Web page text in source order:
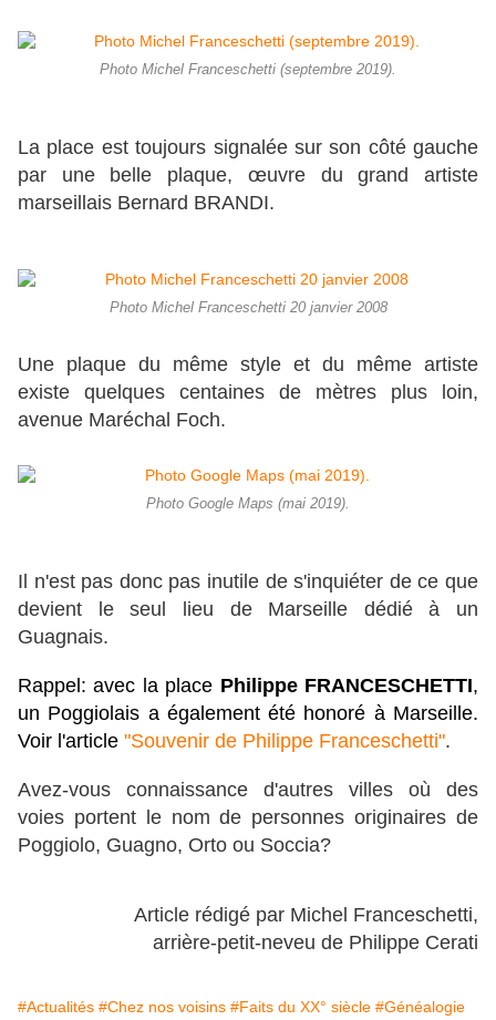
Photo Michel Franceschetti (septembre 2019).
La place est toujours signalée sur son côté gauche
par une belle plaque, œuvre du grand artiste
marseillais Bernard BRANDI.
Photo Michel Franceschetti 20 janvier 2008
Une plaque du même style et du même artiste
existe quelques centaines de mètres plus loin,
avenue Maréchal Foch.
Photo Google Maps (mai 2019).
Il n'est pas donc pas inutile de s'inquiéter de ce que
devient le seul lieu de Marseille dédié à un
Guagnais.
Rappel: avec la place Philippe FRANCESCHETTI,
un Poggiolais a également été honoré à Marseille.
Voir l'article "Souvenir de Philippe Franceschetti".
Avez-vous connaissance d'autres villes où des
voies portent le nom de personnes originaires de
Poggiolo, Guagno, Orto ou Soccia?
Article rédigé par Michel Franceschetti,
arrière-petit-neveu de Philippe Cerati
#Actualités #Chez nos voisins #Faits du XX° siècle #Généalogie